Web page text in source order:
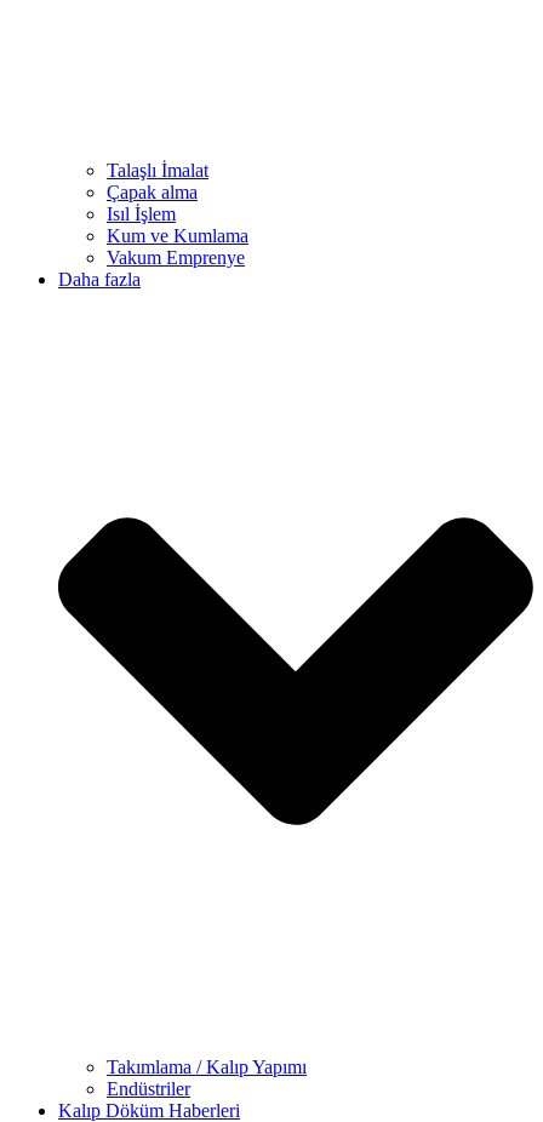
Talaşlı İmalat
Çapak alma
Isıl İşlem
Kum ve Kumlama
Vakum Emprenye
Daha fazla
Takımlama / Kalıp Yapımı
Endüstriler
Kalıp Döküm Haberleri